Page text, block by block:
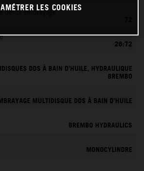
dents embrayage
26:72
DDS À BAIN D’HUILE, HYDRAULIQUE
BREMBO
MULTIDISQUE DDS À BAIN D’HUILE
BREMBO HYDRAULICS
MONOCYLINDRE
LES COOKIES